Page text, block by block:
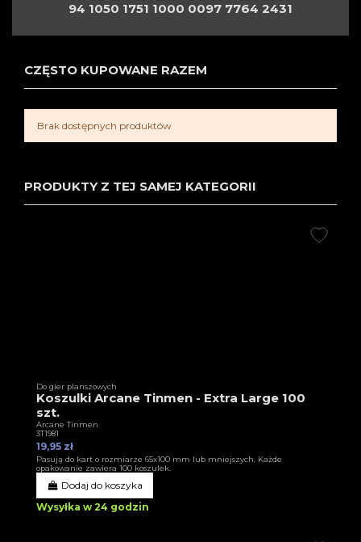
94 1050 1751 1000 0097 7764 2431
CZĘSTO KUPOWANE RAZEM
Brak dostępnych produktów
PRODUKTY Z TEJ SAMEJ KATEGORII
Do gier planszowych
Koszulki Arcane Tinmen - Extra Large 100
szt.
Arcane Tinmen
3T1981
19,95 zł
Pasują do kart o rozmiarze 65x100 mm lub mniejszych. Każde
opakowanie zawiera 100 koszulek.
Dodaj do koszyka
Wysyłka w 24 godzin